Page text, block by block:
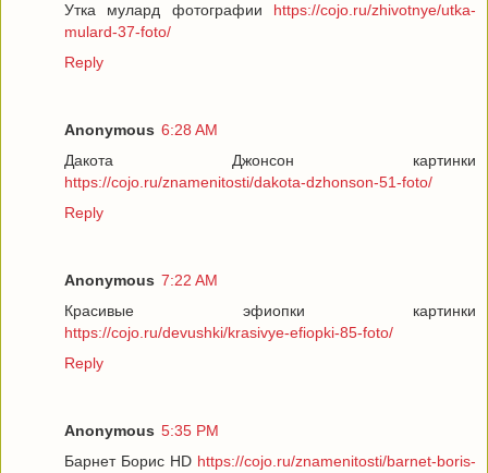
Утка мулард фотографии https://cojo.ru/zhivotnye/utka-
mulard-37-foto/
Reply
Anonymous 6:28 AM
Дакота Джонсон картинки
https://cojo.ru/znamenitosti/dakota-dzhonson-51-foto/
Reply
Anonymous 7:22 AM
Красивые эфиопки картинки
https://cojo.ru/devushki/krasivye-efiopki-85-foto/
Reply
Anonymous 5:35 PM
Барнет Борис HD https://cojo.ru/znamenitosti/barnet-boris-